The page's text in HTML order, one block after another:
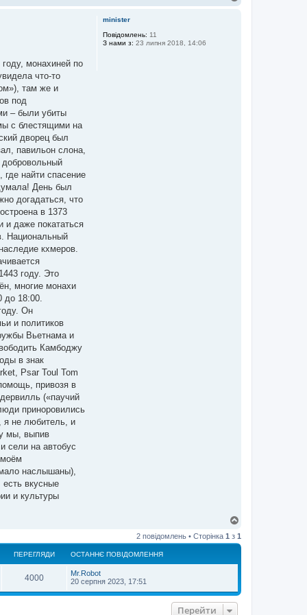
minister
Повідомлень: 11
З нами з: 23 липня 2018, 14:06
монахиней по
что-то
там же и
под
– были убиты
с блестящими на
дворец был
павильон слона,
найти спасение
День был
догадаться, что
в 1373
и даже покататься
Национальный
кхмеров.
году. Это
многие монахи
18:00.
Он
и политиков
Вьетнама и
Камбоджу
в знак
Psar Toul Tom
привозя в
(«паучий
приноровились
я не любитель, и
мы, выпив
сели на автобус
наслышаны),
есть вкусные
и культуры
г
о
2 повідомлень • Сторінка 1 з 1
ПЕРЕГЛЯДИ ОСТАННЄ ПОВІДОМЛЕННЯ
4000
Mr.Robot
20 серпня 2023, 17:51
Перейти